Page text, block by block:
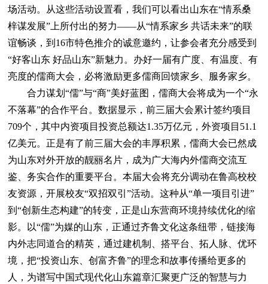
场活动。从这些活动设置看，我们可以看出山东在“情系桑
梓谋发展”上所付出的努力——从“情系家乡 共话未来”的联
谊畅谈，到16市特色推介的诚意邀约，让参会者充分感受到
“好客山东 好品山东”新魅力。办好一届有广度、有温度、有
亮度的儒商大会，必将激励更多儒商回馈家乡、服务家乡。
合力谋划“儒”与“商”美好蓝图，儒商大会将成为一个“永
不落幕”的合作平台。数据显示，前三届大会累计签约项目
709个，其中内资项目投资总额达1.35万亿元，外资项目51.1
亿美元。正是有了前三届大会的丰厚积累，儒商大会已然成
为山东对外开放的靓丽名片，成为广大海内外儒商交流互
鉴、务实合作的重要平台。本届大会将充分调动在鲁高校校
友资源，开展校友“双招双引”活动。这种从“单一项目引进”
到“创新生态构建”的转变，正是山东营商环境持续优化的缩
影。以“儒”为媒的山东，正通过齐鲁文化这条纽带，链接海
内外志同道合的精英，通过建机制、搭平台、拓人脉、优环
境，把“投资山东、创富齐鲁”的理念和故事传播给更多的
人，为谱写中国式现代化山东篇章汇聚更广泛的智慧与力